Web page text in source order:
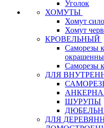
Уголок
ХОМУТЫ
Хомут
Хомут
КРОВЕЛЬНЫЙ
Саморезы
Саморезы
ДЛЯ
ШУРУПЫ
ДЛЯ